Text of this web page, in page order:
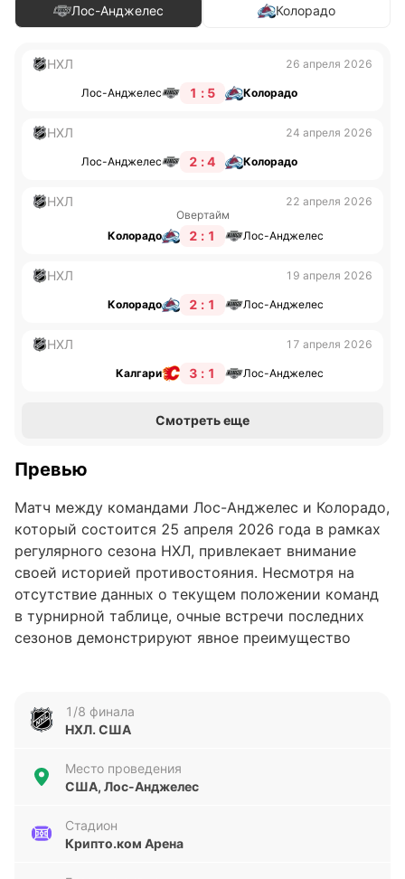
Лос-Анджелес Колорадо
НХЛ 26 апреля 2026
Лос-Анджелес 1 : 5 Колорадо
НХЛ 24 апреля 2026
Лос-Анджелес 2 : 4 Колорадо
НХЛ
Овертайм
22 апреля 2026
Колорадо 2 : 1 Лос-Анджелес
НХЛ 19 апреля 2026
Колорадо 2 : 1 Лос-Анджелес
НХЛ 17 апреля 2026
Калгари 3 : 1 Лос-Анджелес
Смотреть еще
Превью
Матч между командами Лос-Анджелес и Колорадо,
который состоится 25 апреля 2026 года в рамках
регулярного сезона НХЛ, привлекает внимание
своей историей противостояния. Несмотря на
отсутствие данных о текущем положении команд
в турнирной таблице, очные встречи последних
сезонов демонстрируют явное преимущество
Анализ формы команд
показывает смешанную динамику: три победы и
пропущенных голов. Колорадо, напротив, выглядит
более уверенно с четырьмя победами и одним
1/8 финала
НХЛ. США
Место проведения
США, Лос-Анджелес
Стадион
Крипто.ком Арена